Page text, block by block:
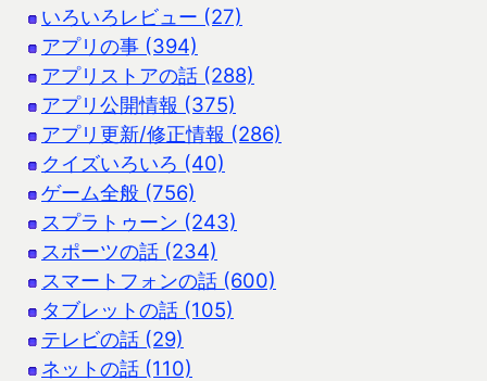
いろいろレビュー (27)
アプリの事 (394)
アプリストアの話 (288)
アプリ公開情報 (375)
アプリ更新/修正情報 (286)
クイズいろいろ (40)
ゲーム全般 (756)
スプラトゥーン (243)
スポーツの話 (234)
スマートフォンの話 (600)
タブレットの話 (105)
テレビの話 (29)
ネットの話 (110)